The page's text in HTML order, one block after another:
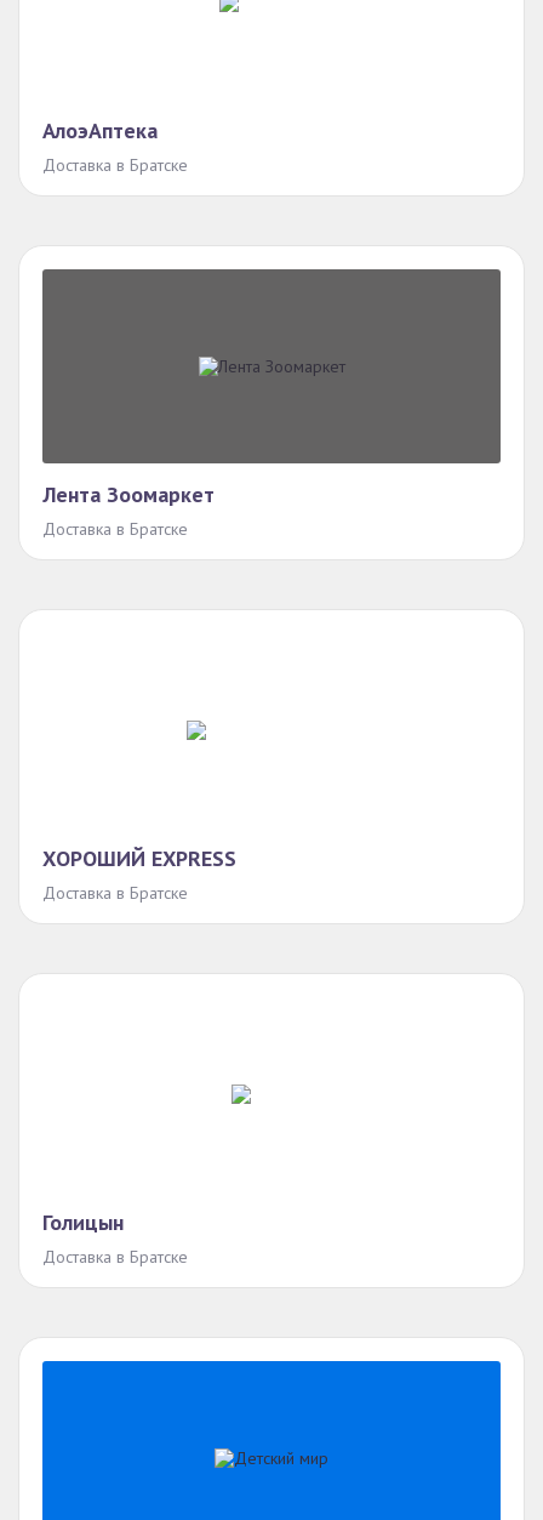
АлоэАптека
Доставка в Братске
Лента Зоомаркет
Доставка в Братске
ХОРОШИЙ EXPRESS
Доставка в Братске
Голицын
Доставка в Братске